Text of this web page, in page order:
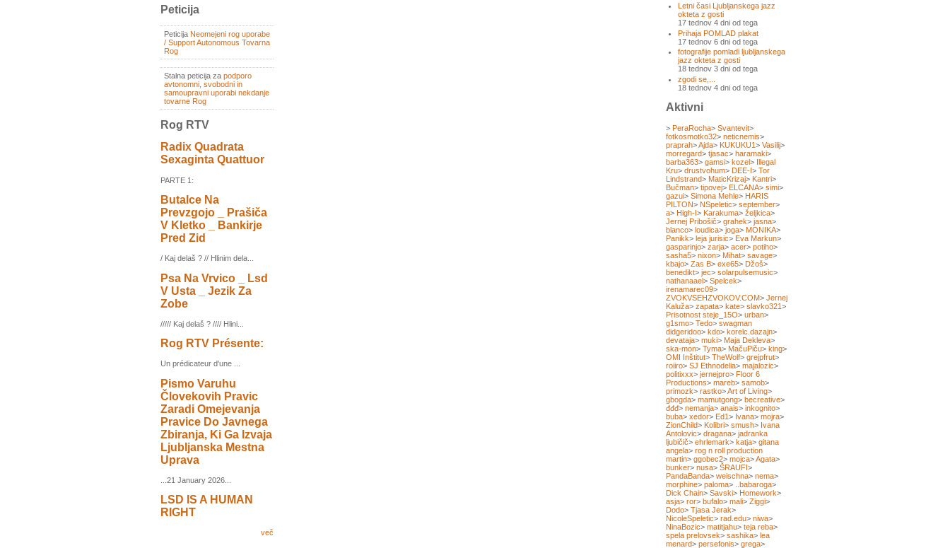
Peticija
Peticija Neomejeni rog uporabe
/ Support Autonomous Tovarna
Rog
Stalna peticija za podporo
avtonomni, svobodni in
samoupravni uporabi nekdanje
tovarne Rog
Rog RTV
Radix Quadrata
Sexaginta Quattuor
PARTE 1:
Butalce Na
Prevzgojo _ Prašiča
V Kletko _ Bankirje
Pred Zid
/ Kaj delaš ? // Hlinim dela...
Psa Na Vrvico _ Lsd
V Usta _ Jezik Za
Zobe
///// Kaj delaš ? //// Hlini...
Rog RTV Présente:
Un prédicateur d'une ...
Pismo Varuhu
Človekovih Pravic
Zaradi Omejevanja
Pravice Do Javnega
Zbiranja, Ki Ga Izvaja
Ljubljanska Mestna
Uprava
...21 January 2026...
LSD IS A HUMAN
RIGHT
več
Letni časi Ljubljanskega jazz
okteta z gosti
17 tednov 4 dni od tega
Prihaja POMLAD plakat
17 tednov 6 dni od tega
fotografije pomladi ljubljanskega
jazz okteta z gosti
18 tednov 3 dni od tega
zgodi se,...
18 tednov 4 dni od tega
Aktivni
> PeraRocha> Svantevit>
fotkosmotko32> neticnemis>
praprah>Ajda> KUKUKU1> Vasilij>
morregard> tjasac> haramaki>
barba363> gamsi> kozel> Illegal
Kru> drustvohum> DEE-I> Tor
Lindstrand> MaticKrizaj> Kantri>
Bučman> tipovej> ELCANA> simi>
gazui> Simona Mehle> HARIS
PILTON> NSpeletic> september>
a> High-I> Karakuma> željkica>
Jernej Pribošič> grahek> jasna>
blanco> loudica> joga> MONIKA>
Panikk> leja jurisic> Eva Markun>
gasparinjo> zarja> acer> potiho>
sasha5> nixon> Mihat> savage>
kbajo> Zas B> exe65> Džoš>
benedikt> jec> solarpulsemusic>
nathanaael> Spelcek>
irenamarec09>
ZVOKVSEHZVOKOV.COM> Jernej
Kaluža> zapata> kate> slavko321>
Prisotnost steje_15O> urban>
g1smo> Tedo> swagman
didgeridoo> kdo> korelc.dazajn>
devataja> muki> Maja Dekleva>
ska-mon> Tyma> MačuPiču> king>
OMI Inštitut> TheWolf> grejpfrut>
roiiro> SJ Ethnodelia> majalozic>
politixxx> jernejpro> Floor 6
Productions> mareb> samob>
primozk> rastko>Art of Living>
gbogda> mamutgong> becreative>
đđđ> nemanja> anais> inkognito>
buba> xedor> Ed1> Ivana> mojra>
ZionChild> Kolibri> smush> Ivana
Antolovic> dragana> jadranka
ljubičič> ehrlemark> katja> gitana
angela> rog n roll production
martin> ggobec2> mojca>Agata>
bunker> nusa> ŠRAUFI>
PandaBanda> weischna> nema>
morphine> paloma> ..babaroga>
Dick Chain> Savski> Homework>
asja> ror> bufalo> mali> Ziggi>
Dodo> Tjasa Jerak>
NicoleSpeletic> rad.edu> niwa>
NinaBozic> matitjahu> teja reba>
spela prelovsek> sashika> lea
menard> persefonis> grega>